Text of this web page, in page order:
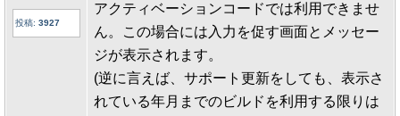
投稿: 3927
アクティベーションコードでは利用できませ
ん。この場合には入力を促す画面とメッセー
ジが表示されます。
(逆に言えば、サポート更新をしても、表示さ
れている年月までのビルドを利用する限りは